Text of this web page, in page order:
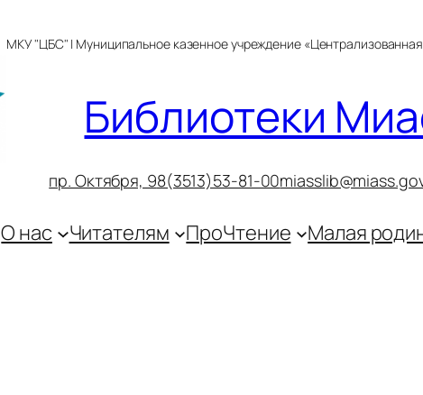
МКУ "ЦБС" | Муниципальное казенное учреждение
Библиотеки
пр. Октября, 98(3513)53-81-00
О нас Читателям ПроЧтение Малая